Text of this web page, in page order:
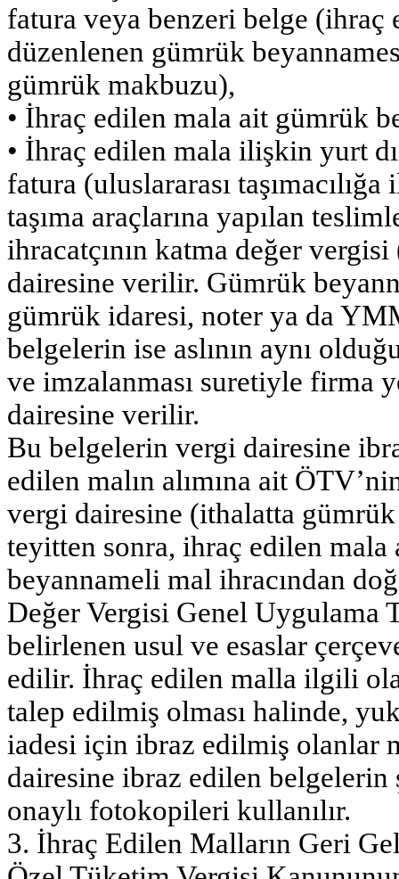
fatura veya benzeri belge
düzenlenen gümrük
gümrük makbuzu),
• İhraç edilen mala ait gümrük
• İhraç edilen mala ilişkin yurt
fatura (uluslararası
taşıma araçlarına yapılan
ihracatçının katma değer
dairesine verilir. Gümrük
gümrük idaresi, noter ya da
belgelerin ise aslının aynı
ve imzalanması suretiyle firma
dairesine verilir.
Bu belgelerin vergi dairesine
edilen malın alımına ait
vergi dairesine (ithalatta
teyitten sonra, ihraç edilen
beyannameli mal ihracından
Değer Vergisi Genel
belirlenen usul ve esaslar
edilir. İhraç edilen malla ilgili
talep edilmiş olması halinde,
iadesi için ibraz edilmiş olanlar
dairesine ibraz edilen belgelerin
onaylı fotokopileri kullanılır.
3. İhraç Edilen Malların Geri